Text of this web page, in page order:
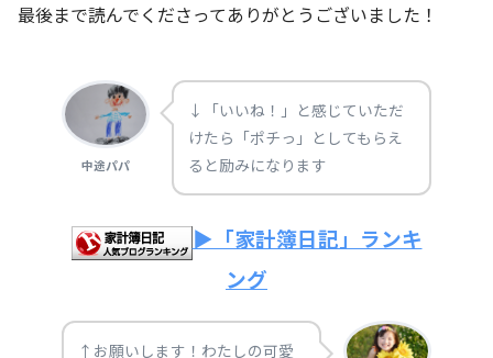
最後まで読んでくださってありがとうございました！
中途パパ
↓「いいね！」と感じていただ
けたら「ポチっ」としてもらえ
ると励みになります
▶「家計簿日記」ランキ
ング
↑お願いします！わたしの可愛